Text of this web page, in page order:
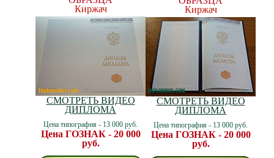
Киржач
СМОТРЕТЬ ВИДЕО
ДИПЛОМА
Цена типография - 13 000 руб.
Цена ГОЗНАК - 20 000
руб.
Киржач
СМОТРЕТЬ ВИДЕО
ДИПЛОМА
Цена типография - 13 000 руб.
Цена ГОЗНАК - 20 000
руб.